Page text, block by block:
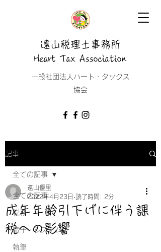
遠山税理士事務所
Heart Tax Association
​一般社団法人ハート・タックス
協会
記事
全ての記事
税務
電子・システム
執筆
全ての記事
成年年齢引下げに伴う課
税への影響
遠山優里
2022年4月23日 読了時間: 2分